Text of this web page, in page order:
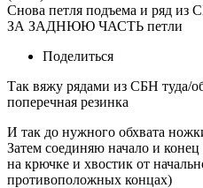
Снова петля подъема и ряд из
ЗА ЗАДНЮЮ ЧАСТЬ петли
Поделиться
Так вяжу рядами из СБН туда/
поперечная резинка
И так до нужного обхвата
Затем соединяю начало и
на крючке и хвостик от
противоположных концах)